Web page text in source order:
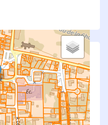
par le projet
: bâti, voirie,
— impacts